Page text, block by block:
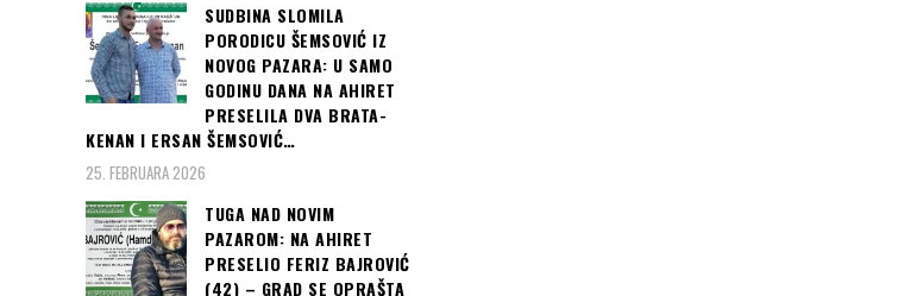
SUDBINA SLOMILA
PORODICU ŠEMSOVIĆ IZ
NOVOG PAZARA: U SAMO
GODINU DANA NA AHIRET
PRESELILA DVA BRATA-
KENAN I ERSAN ŠEMSOVIĆ…
25. FEBRUARA 2026
TUGA NAD NOVIM
PAZAROM: NA AHIRET
PRESELIO FERIZ BAJROVIĆ
(42) – GRAD SE OPRAŠTA